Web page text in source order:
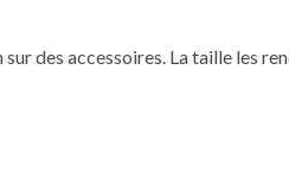
des accessoires. La taille les